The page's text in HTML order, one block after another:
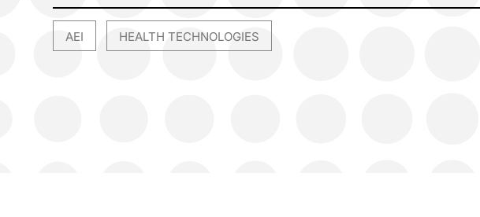
AEI HEALTH TECHNOLOGIES